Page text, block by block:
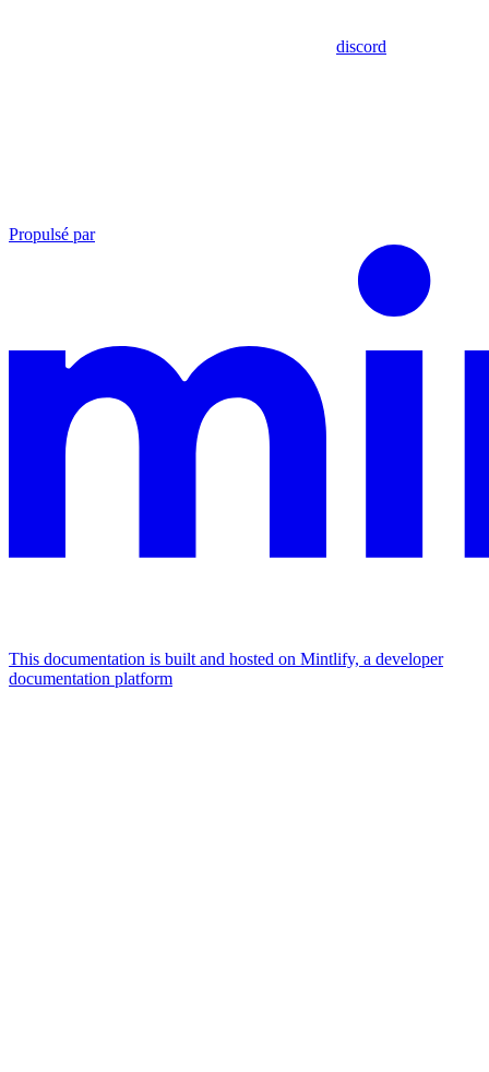
discord
Propulsé par
This documentation is built and hosted on Mintlify, a developer
documentation platform